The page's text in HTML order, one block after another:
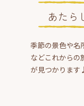
あたら
季節の景色や名
などこれからの
が見つかります